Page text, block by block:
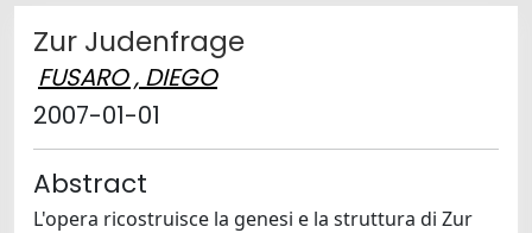
Zur Judenfrage
FUSARO , DIEGO
2007-01-01
Abstract
L'opera ricostruisce la genesi e la struttura di Zur